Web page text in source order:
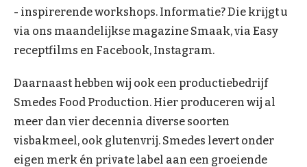
- inspirerende workshops. Informatie? Die krijgt u
via ons maandelijkse magazine Smaak, via Easy
receptfilms en Facebook, Instagram.
Daarnaast hebben wij ook een productiebedrijf
Smedes Food Production. Hier produceren wij al
meer dan vier decennia diverse soorten
visbakmeel, ook glutenvrij. Smedes levert onder
eigen merk én private label aan een groeiende